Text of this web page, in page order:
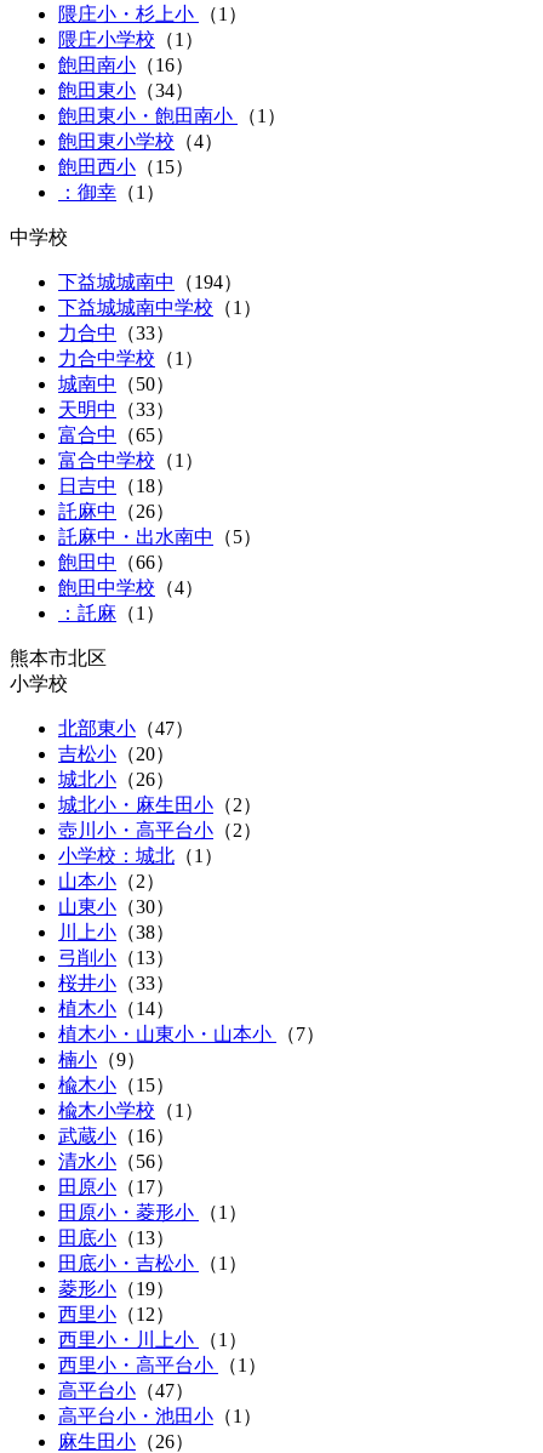
隈庄小・杉上小
（1 ）
隈庄小学校 （1）
飽田南小 （16）
飽田東小 （34）
飽田東小・飽田南小
（1 ）
飽田東小学校 （4）
飽田西小 （15）
：御幸 （1）
中学校
下益城城南中 （194）
下益城城南中学校 （1）
力合中
（33）
力合中学校 （1）
城南中
（50）
天明中
（33）
富合中
（65）
富合中学校 （1）
日吉中
（18）
託麻中
（26）
託麻中・出水南中
（5）
飽田中
（66）
飽田中学校 （4）
：託麻 （1）
熊本市北区
小学校
北部東小 （47）
吉松小 （20）
城北小 （26）
城北小・麻生田小 （2）
壺川小・高平台小 （2）
小学校：城北 （1）
山本小 （2）
山東小 （30）
川上小 （38）
弓削小 （13）
桜井小 （33）
植木小 （14）
植木小・山東小・山本小
（7）
楠小 （9）
楡木小 （15）
楡木小学校 （1）
武蔵小 （16）
清水小 （56）
田原小 （17）
田原小・菱形小
（1 ）
田底小 （13）
田底小・吉松小
（1 ）
菱形小 （19）
西里小 （12）
西里小・川上小
（1 ）
西里小・高平台小
（1 ）
高平台小 （47）
高平台小・池田小 （1 ）
麻生田小 （26）